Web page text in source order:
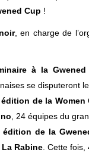
Cup !
, en charge de
à la Gwened
se disputeront
édition de la Women
, 24 équipes du
édition de la
Rabine . Cette